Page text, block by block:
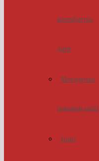
мольбертах
днів
Методичні
рекомендації
Інші